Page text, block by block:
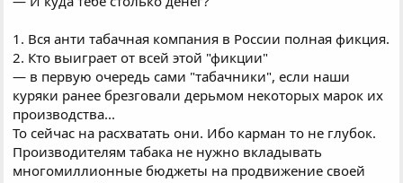
1. Вся анти табачная компания в России полная фикция.
2. Кто выиграет от всей этой "фикции"
— в первую очередь сами "табачники", если наши
куряки ранее брезговали дерьмом некоторых марок их
производства...
То сейчас на расхватать они. Ибо карман то не глубок.
Производителям табака не нужно вкладывать
многомиллионные бюджеты на продвижение своей